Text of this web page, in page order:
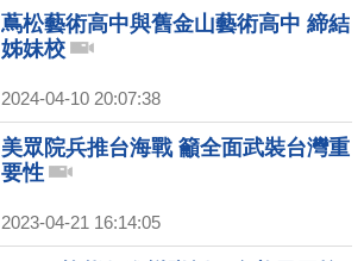
蔦松藝術高中與舊金山藝術高中 締結
姊妹校
2024-04-10 20:07:38
美眾院兵推台海戰 籲全面武裝台灣重
要性
2023-04-21 16:14:05